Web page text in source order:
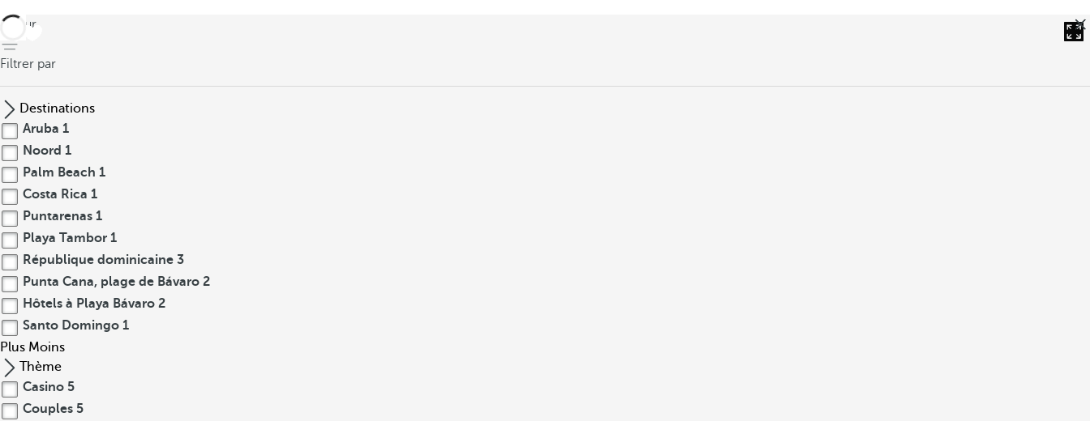
retour
Filtrer par
Destinations
Aruba 1
Noord 1
Palm Beach 1
Costa Rica 1
Puntarenas 1
Playa Tambor 1
République dominicaine 3
Punta Cana, plage de Bávaro 2
Hôtels à Playa Bávaro 2
Santo Domingo 1
Plus Moins
Thème
Casino 5
Couples 5